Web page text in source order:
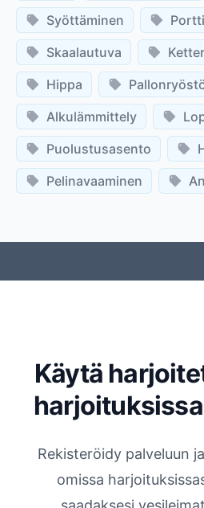
Syöttäminen
Skaalautuva
Hippa
Alkulämmittely
Puolustusasento
Pelinavaaminen
Käytä
Rekisteröidy palveluun
omissa